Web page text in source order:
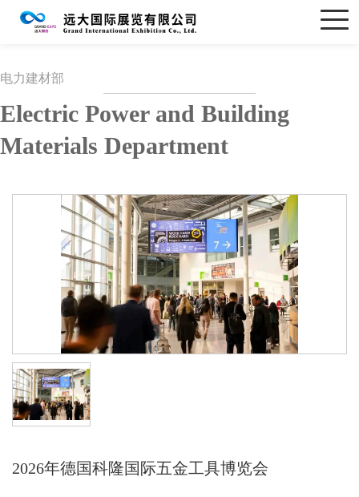
电力建材部
Electric Power and Building
Materials Department
2026年德国科隆国际五金工具博览会